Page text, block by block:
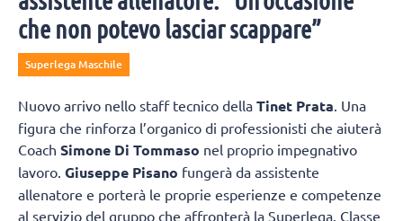
che non potevo lasciar scappare”
Superlega Maschile
Nuovo arrivo nello staff tecnico della Tinet Prata . Una
figura che rinforza l’organico di professionisti che aiuterà
Coach Simone Di Tommaso nel proprio impegnativo
lavoro. Giuseppe Pisano fungerà da assistente
allenatore e porterà le proprie esperienze e competenze
al servizio del gruppo che affronterà la Superlega. Classe